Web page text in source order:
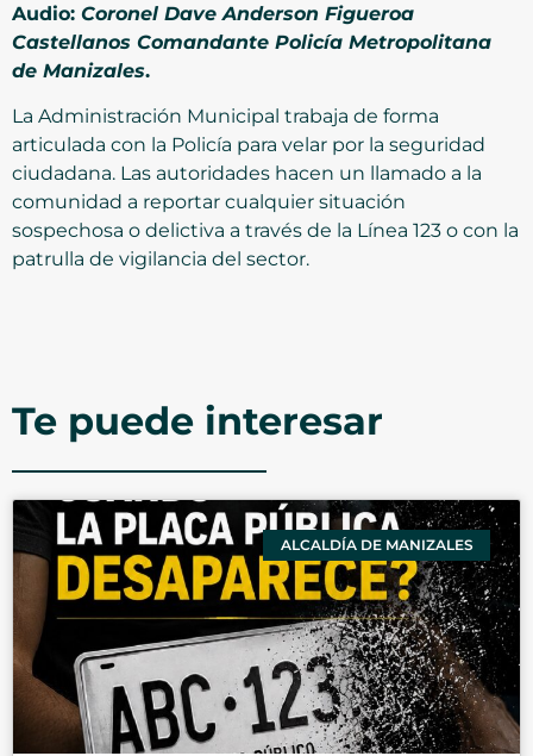
Audio: Coronel Dave Anderson Figueroa
Castellanos Comandante Policía Metropolitana
de Manizales.
La Administración Municipal trabaja de forma
articulada con la Policía para velar por la seguridad
ciudadana. Las autoridades hacen un llamado a la
comunidad a reportar cualquier situación
sospechosa o delictiva a través de la Línea 123 o con la
patrulla de vigilancia del sector.
Te puede interesar
ALCALDÍA DE MANIZALES